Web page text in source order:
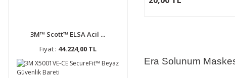
3M™ Scott™ ELSA Acil ...
Fiyat : 44.224,00 TL
Era Solunum